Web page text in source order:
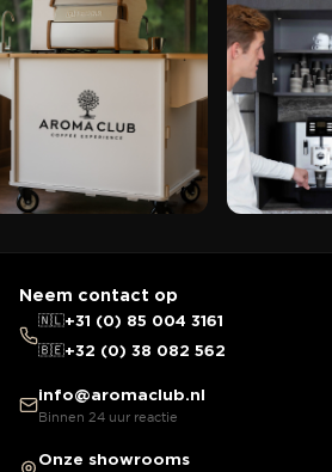
Neem contact op
🇳🇱+31 (0) 85 004 3161
🇧🇪+32 (0) 38 082 562
info@aromaclub.nl
Binnen 24 uur reactie
Onze showrooms